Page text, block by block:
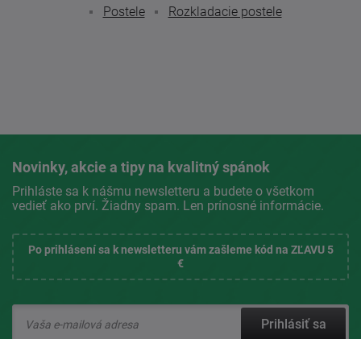
Postele
Rozkladacie postele
Novinky, akcie a tipy na kvalitný spánok
Prihláste sa k nášmu newsletteru a budete o všetkom
vedieť ako prví. Žiadny spam. Len prínosné informácie.
Po prihlásení sa k newsletteru vám zašleme kód na ZĽAVU 5
€
Prihlásiť sa